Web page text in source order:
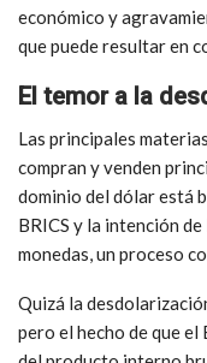
económico y
que puede resultar en
El temor a la
Las principales
compran y venden
dominio del dólar está
BRICS y la intención
monedas, un proceso
Quizá la
pero el hecho de que